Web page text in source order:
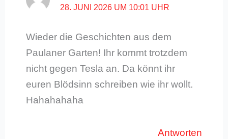
28. JUNI 2026 UM 10:01 UHR
Wieder die Geschichten aus dem
Paulaner Garten! Ihr kommt trotzdem
nicht gegen Tesla an. Da könnt ihr
euren Blödsinn schreiben wie ihr wollt.
Hahahahaha
Antworten